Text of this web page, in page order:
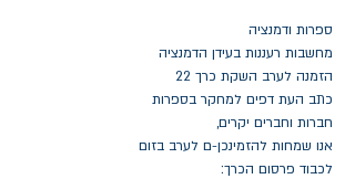
ספרות ודמנציה
מחשבות רעננות בעידן הדמנציה
הזמנה לערב השקת כרך 22
כתב העת דפים למחקר בספרות
חברות וחברים יקרים,
אנו שמחות להזמינכן-ם לערב בזום
לכבוד פרסום הכרך: